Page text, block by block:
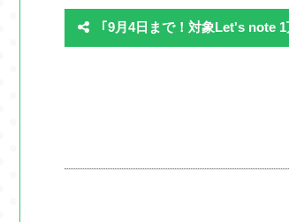
｢9月4日まで！対象Let's note